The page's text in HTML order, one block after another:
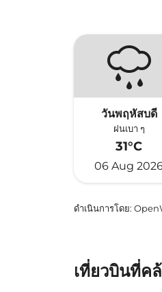
วันพฤหัสบดี
ฝนเบา ๆ
31°C
06 Aug
ดำเนินการโดย:
เที่ยวบินที่ค